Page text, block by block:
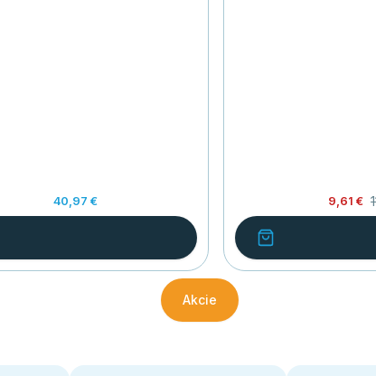
40,97 € 9,61 €
Akcie